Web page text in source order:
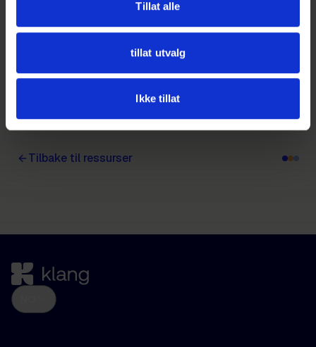
Tillat alle
tillat utvalg
Ikke tillat
Velg hvilke filer du vil at automatiseringen skal
Arbeidsflyten din kjører nå på egen hånd!
Tilbake til ressurser